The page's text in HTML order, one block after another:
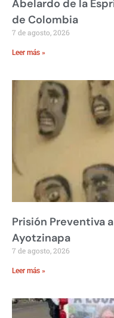
Abelardo de la
de Colombia
7 de agosto, 2026
Leer más »
Prisión Preventiva
Ayotzinapa
7 de agosto, 2026
Leer más »